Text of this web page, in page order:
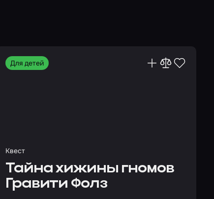
Для детей
Квест
Тайна хижины гномов
Гравити Фолз